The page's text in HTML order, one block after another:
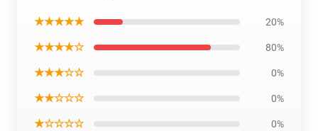
★★★★★ 20%
★★★★☆ 80%
★★★☆☆ 0%
★★☆☆☆ 0%
★☆☆☆☆ 0%